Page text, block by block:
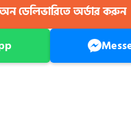
ডেলিভারিতে অর্ডার করুন